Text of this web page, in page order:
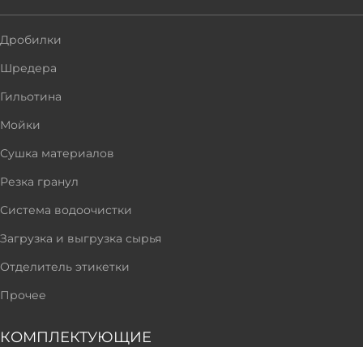
Дробилки
Шредера
Гильотина
Мойки
Сушка материалов
Резка гранул
Система водоочистки
Загрузка и выгрузка сырья
Отделитель этикетки
Прочее
КОМПЛЕКТУЮЩИЕ